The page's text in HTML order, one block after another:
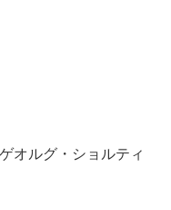
オルグ・ショルティ